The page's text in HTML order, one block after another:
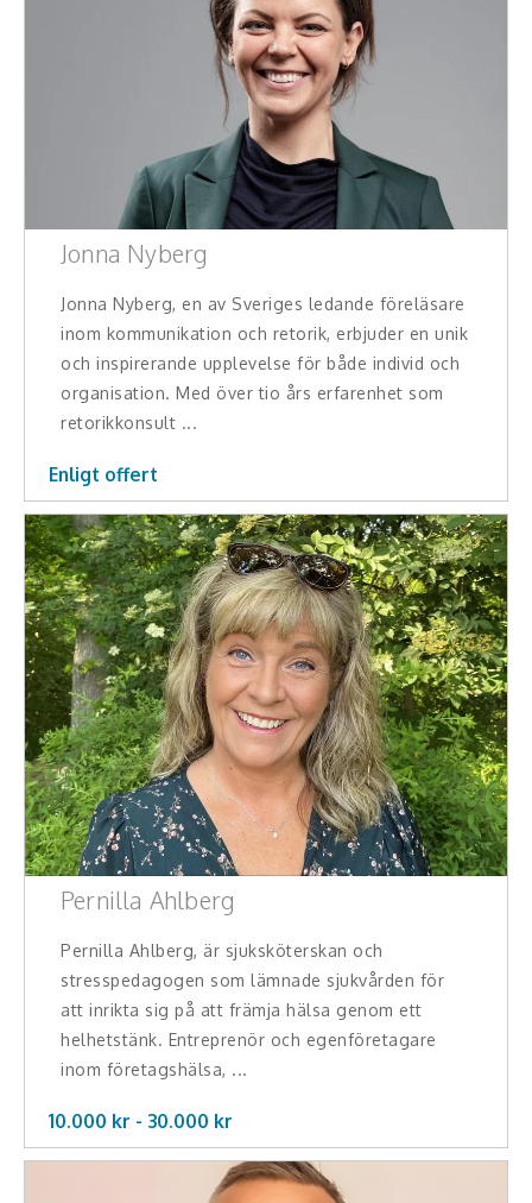
Omvärld, politik, juridik
Pedagogik, skola, föräldraskap
Teamwork, teambuilding, relationer
Vård, omsorg, beroende
Kända personer
Företagsledare
Författare
Idrottare och äventyrare
Kända musiker
Skådespelare
Alla talare
Alla ämnen
Jonna Nyberg
Jonna Nyberg, en av Sveriges ledande föreläsare
inom kommunikation och retorik, erbjuder en unik
och inspirerande upplevelse för både individ och
organisation. Med över tio års erfarenhet som
retorikkonsult ...
Enligt offert
Pernilla Ahlberg
Pernilla Ahlberg, är sjuksköterskan och
stresspedagogen som lämnade sjukvården för
att inrikta sig på att främja hälsa genom ett
helhetstänk. Entreprenör och egenföretagare
inom företagshälsa, ...
10.000 kr - 30.000 kr